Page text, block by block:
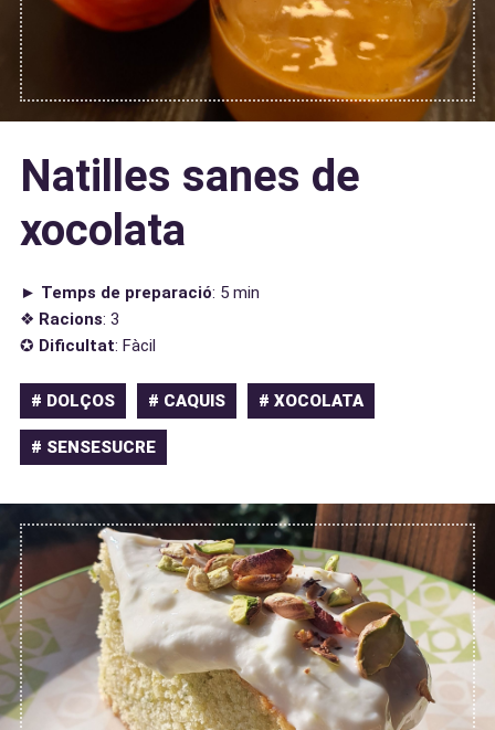
Natilles sanes de
xocolata
► Temps de preparació: 5 min
❖ Racions: 3
✪ Dificultat: Fàcil
# DOLÇOS # CAQUIS # XOCOLATA
# SENSESUCRE